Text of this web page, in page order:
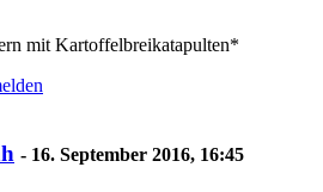
mit Kartoffelbreikatapulten*
- 16. September 2016, 16:45